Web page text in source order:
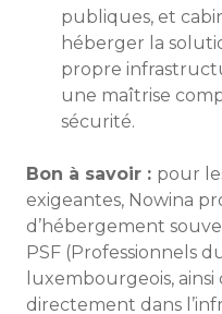
publiques, et
héberger la
propre
une maîtrise
sécurité.
Bon à savoir : pour
exigeantes, Nowina
d’hébergement
PSF (Professionnels
luxembourgeois,
directement dans